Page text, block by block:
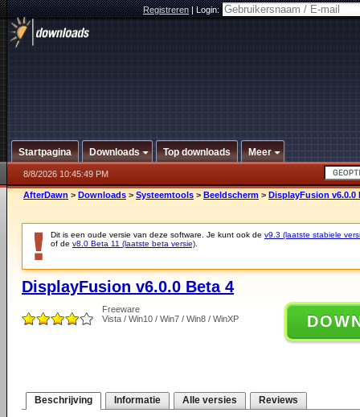
Registreren|Login:
Startpagina Downloads Top downloads Meer
8/8/2026 10:45:49 PM
AfterDawn > Downloads > Systeemtools > Beeldscherm > DisplayFusion v6.0.0
Dit is een oude versie van deze software. Je kunt ook de v9.3 (laatste stabiele
of de v8.0 Beta 11 (laatste beta versie)
DisplayFusion v6.0.0 Beta 4
Freeware
Vista / Win10 / Win7 / Win8 / WinXP
Beschrijving Informatie Alle versies Reviews